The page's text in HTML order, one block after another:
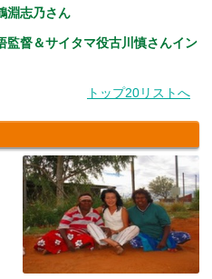
淵志乃さん
監督＆サイタマ役古川慎さんイン
トップ20リストへ